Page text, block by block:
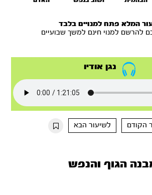
המלא פתח למנויים בלבד
להרשם למנוי חינם למשך שבועיים
נגן אודיו
הקודם לשיעור הבא
הגוף והנפש